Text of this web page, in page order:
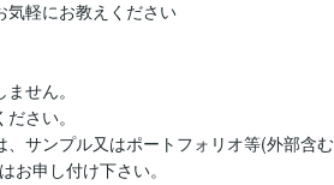
気軽にお教えください
せん。
さい。
、サンプル又はポートフォリオ等(外部含
お申し付け下さい。